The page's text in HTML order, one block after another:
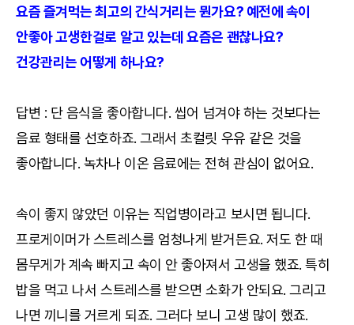
요즘 즐겨먹는 최고의 간식거리는 뭔가요? 예전에 속이
안좋아 고생한걸로 알고 있는데 요즘은 괜찮나요?
건강관리는 어떻게 하나요?
답변 : 단 음식을 좋아합니다. 씹어 넘겨야 하는 것보다는
음료 형태를 선호하죠. 그래서 초컬릿 우유 같은 것을
좋아합니다. 녹차나 이온 음료에는 전혀 관심이 없어요.
속이 좋지 않았던 이유는 직업병이라고 보시면 됩니다.
프로게이머가 스트레스를 엄청나게 받거든요. 저도 한 때
몸무게가 계속 빠지고 속이 안 좋아져서 고생을 했죠. 특히
밥을 먹고 나서 스트레스를 받으면 소화가 안되요. 그리고
나면 끼니를 거르게 되죠. 그러다 보니 고생 많이 했죠.